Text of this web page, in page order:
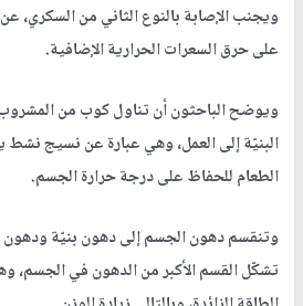
ويجنب الإصابة بالنوع الثاني من
على حرق السعرات الحرارية الإضافية.
ويوضح الباحثون أن تناول كوب من
البنيّة إلى العمل، وهي عبارة عن نسيج
الطعام للحفاظ على درجة حرارة الجسم.
وتنقسم دهون الجسم إلى دهون بنيّة ودهون
تشكّل القسم الأكبر من الدهون في الجسم،